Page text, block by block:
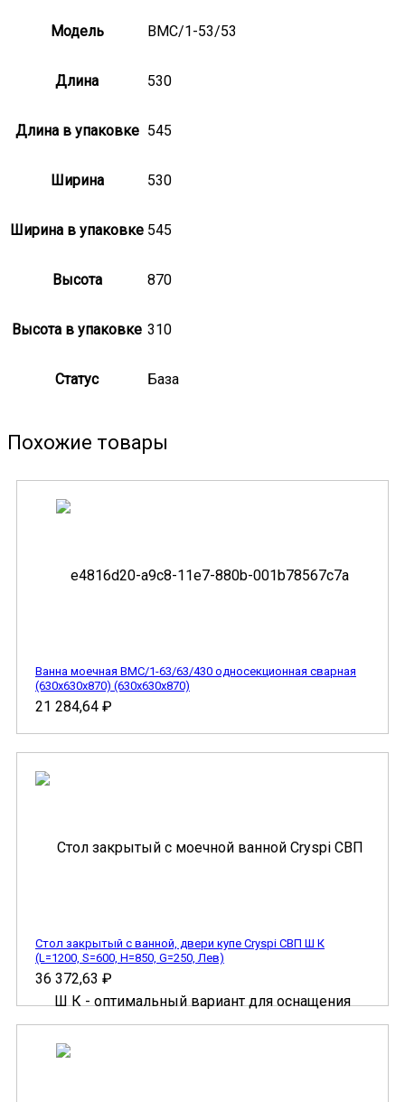
Модель ВМС/1-53/53
Длина 530
Длина в упаковке 545
Ширина 530
Ширина в упаковке 545
Высота 870
Высота в упаковке 310
Статус База
Похожие товары
Ванна моечная ВМС/1-63/63/430 односекционная сварная
(630х630х870) (630х630х870)
21 284,64 ₽
Стол закрытый с ванной, двери купе Cryspi СВП Ш К
(L=1200, S=600, H=850, G=250, Лев)
36 372,63 ₽